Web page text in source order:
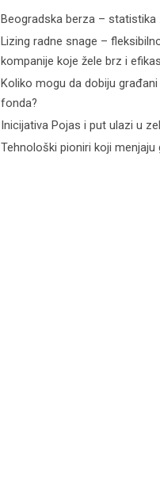
Beogradska berza – statistika
Lizing radne snage –
kompanije koje žele brz i
Koliko mogu da dobiju
fonda?
Inicijativa Pojas i put ulazi u
Tehnološki pioniri koji menjaju